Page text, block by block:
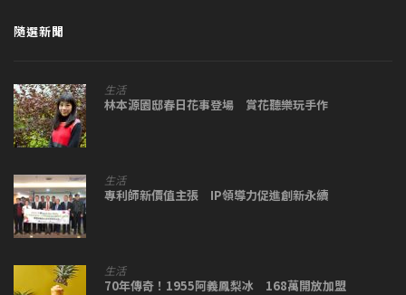
隨選新聞
生活
林本源園邸春日花事登場 賞花聽樂玩手作
生活
專利師新價值主張 IP領導力促進創新永續
生活
70年傳奇！1955阿義鳳梨冰 168萬開放加盟